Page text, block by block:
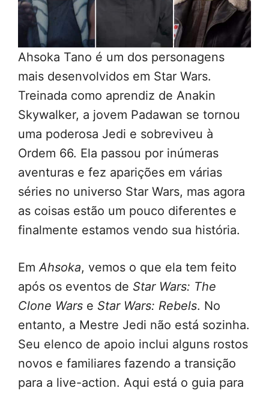
Ahsoka Tano é um dos personagens
mais desenvolvidos em Star Wars.
Treinada como aprendiz de Anakin
Skywalker, a jovem Padawan se tornou
uma poderosa Jedi e sobreviveu à
Ordem 66. Ela passou por inúmeras
aventuras e fez aparições em várias
séries no universo Star Wars, mas agora
as coisas estão um pouco diferentes e
finalmente estamos vendo sua história.
EmAhsoka, vemos o que ela tem feito
após os eventos de Star Wars: The
Clone Wars e Star Wars: Rebels. No
entanto, a Mestre Jedi não está sozinha.
Seu elenco de apoio inclui alguns rostos
novos e familiares fazendo a transição
para a live-action. Aqui está o guia para